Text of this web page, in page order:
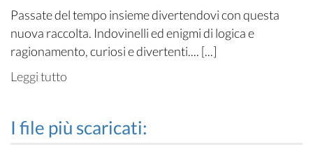
Passate del tempo insieme divertendovi con questa
nuova raccolta. Indovinelli ed enigmi di logica e
ragionamento, curiosi e divertenti.... [...]
Leggi tutto
I file più scaricati: